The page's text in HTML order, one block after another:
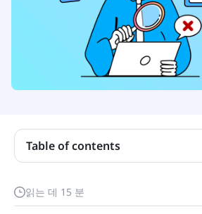
읽는 데 15 분
Table of contents
프로젝트 관리에서 RAID 요소란
프로젝트 관리에서 RAID 분석의 강